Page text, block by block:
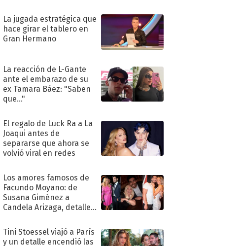
La jugada estratégica que
hace girar el tablero en
Gran Hermano
La reacción de L-Gante
ante el embarazo de su
ex Tamara Báez: "Saben
que..."
El regalo de Luck Ra a La
Joaqui antes de
separarse que ahora se
volvió viral en redes
Los amores famosos de
Facundo Moyano: de
Susana Giménez a
Candela Arizaga, detalles
sentimental
Tini Stoessel viajó a París
y un detalle encendió las